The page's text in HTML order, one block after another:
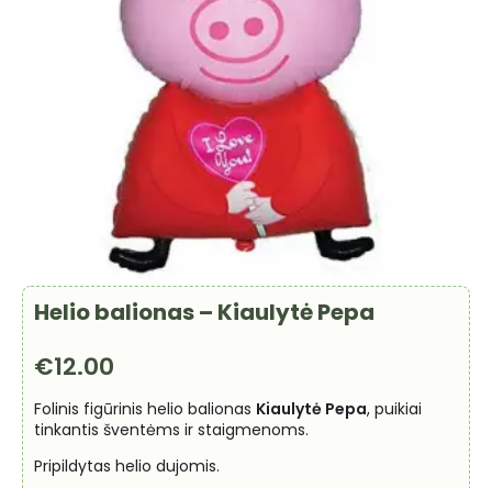
Helio balionas – Kiaulytė Pepa
€12.00
Folinis figūrinis helio balionas Kiaulytė Pepa, puikiai
tinkantis šventėms ir staigmenoms.
Pripildytas helio dujomis.